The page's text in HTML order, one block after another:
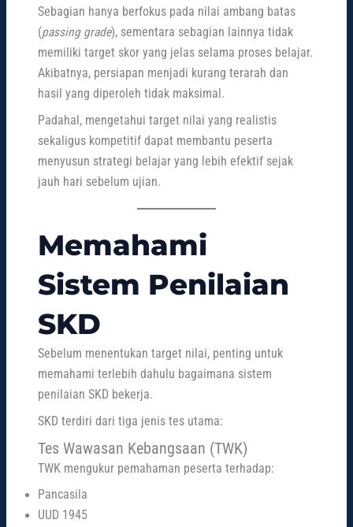
Sebagian hanya berfokus pada nilai ambang batas
(passing grade), sementara sebagian lainnya tidak
memiliki target skor yang jelas selama proses belajar.
Akibatnya, persiapan menjadi kurang terarah dan
hasil yang diperoleh tidak maksimal.
Padahal, mengetahui target nilai yang realistis
sekaligus kompetitif dapat membantu peserta
menyusun strategi belajar yang lebih efektif sejak
jauh hari sebelum ujian.
Memahami
Sistem Penilaian
SKD
Sebelum menentukan target nilai, penting untuk
memahami terlebih dahulu bagaimana sistem
penilaian SKD bekerja.
SKD terdiri dari tiga jenis tes utama:
Tes Wawasan Kebangsaan (TWK)
TWK mengukur pemahaman peserta terhadap:
Pancasila
UUD 1945